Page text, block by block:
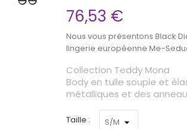
76,53 €
Nous vous présentons Black
lingerie européenne Me-
Collection Teddy Mona
Body en tulle souple et
métalliques et des
Taille :